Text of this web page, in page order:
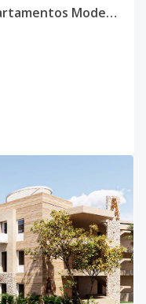
A 5min de PLAYA MACAO, Apartamentos Modernos con traslado incluido a propietarios y Acceso exclusivo a club de playa.